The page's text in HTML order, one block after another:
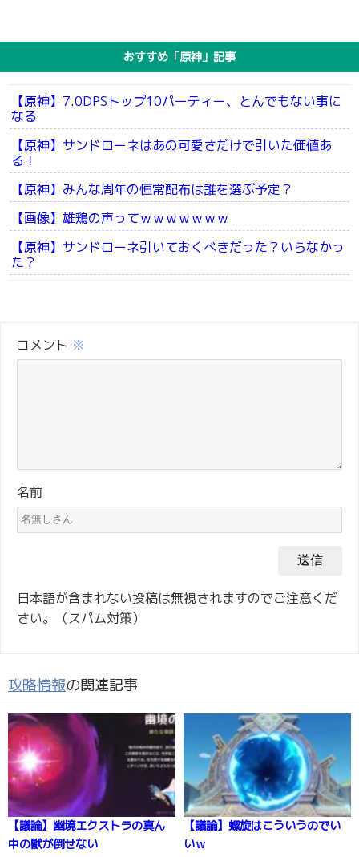
おすすめ「原神」記事
【原神】7.0DPSトップ10パーティー、とんでもない事に
なる
【原神】サンドローネはあの可愛さだけで引いた価値あ
る！
【原神】みんな周年の恒常配布は誰を選ぶ予定？
【画像】雄鶏の声ってｗｗｗｗｗｗｗ
【原神】サンドローネ引いておくべきだった？いらなかっ
た？
コメント ※
名前
日本語が含まれない投稿は無視されますのでご注意くだ
さい。（スパム対策）
攻略情報の関連記事
【議論】幽境エクストラの真ん
中の獣が倒せない
【議論】螺旋はこういうのでい
いｗ